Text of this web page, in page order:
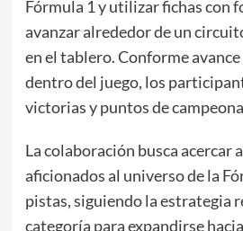
Fórmula 1 y utilizar fichas con
avanzar alrededor de un
en el tablero. Conforme
dentro del juego, los
victorias y puntos de
La colaboración busca acercar
aficionados al universo de la
pistas, siguiendo la estrategia
categoría para expandirse